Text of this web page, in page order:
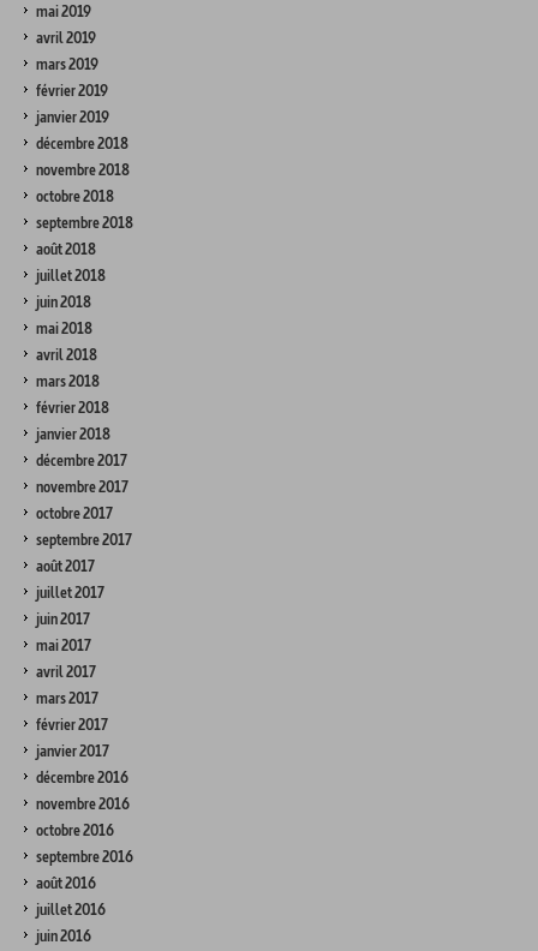
mai 2019
avril 2019
mars 2019
février 2019
janvier 2019
décembre 2018
novembre 2018
octobre 2018
septembre 2018
août 2018
juillet 2018
juin 2018
mai 2018
avril 2018
mars 2018
février 2018
janvier 2018
décembre 2017
novembre 2017
octobre 2017
septembre 2017
août 2017
juillet 2017
juin 2017
mai 2017
avril 2017
mars 2017
février 2017
janvier 2017
décembre 2016
novembre 2016
octobre 2016
septembre 2016
août 2016
juillet 2016
juin 2016